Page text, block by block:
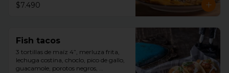
$7.490
Fish tacos
3 tortillas de maíz 4”, merluza frita,
lechuga costina, choclo, pico de gallo,
guacamole, porotos negros,